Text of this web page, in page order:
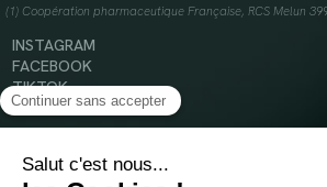
(1) Coopération pharmaceutique Française, RCS Melun
INSTAGRAM
FACEBOOK
TIKTOK
YOUTUBE